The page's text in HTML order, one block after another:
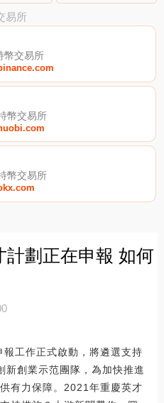
易所
幣交易所
幣交易所
幣交易所
計劃正在申報 如何
工作正式啟動，將遴選支持
創業示范團隊，為加快推進
有力保障。2021年重慶英才